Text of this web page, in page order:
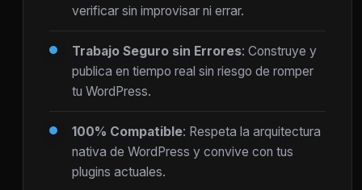
verificar sin improvisar ni errar.
Trabajo Seguro sin Errores: Construye y
publica en tiempo real sin riesgo de romper
tu WordPress.
100% Compatible: Respeta la arquitectura
nativa de WordPress y convive con tus
plugins actuales.